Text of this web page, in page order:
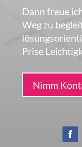
Dann freue
Weg zu
Prise
Nimm